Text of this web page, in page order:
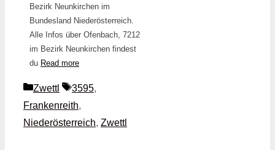
Bezirk Neunkirchen im
Bundesland Niederösterreich.
Alle Infos über Ofenbach, 7212
im Bezirk Neunkirchen findest
du Read more
Kategorien
Zwettl Schlagwörter
3595,
Frankenreith,
Niederösterreich, Zwettl